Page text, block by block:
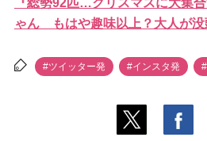
『総勢92匹…クリスマスに大集
ゃん もはや趣味以上？大人が没
#ツイッター発 #インスタ発